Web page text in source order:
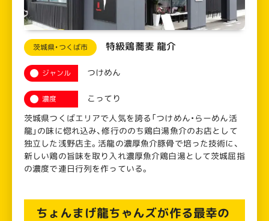
茨城県・つくば市 特級鶏蕎麦 龍介
ジャンル つけめん
濃度
こってり
茨城県つくばエリアで人気を誇る「つけめん・らーめん活
龍」の味に惚れ込み、修行ののち鶏白湯魚介のお店として
独立した浅野店主。活龍の濃厚魚介豚骨で培った技術に、
新しい鶏の旨味を取り入れ濃厚魚介鶏白湯として茨城屈指
の濃度で連日行列を作っている。
ちょんまげ龍ちゃんズが作る最幸の